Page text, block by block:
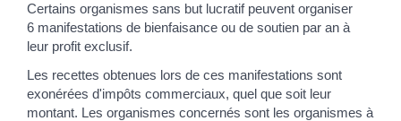
Certains organismes sans but lucratif peuvent organiser
6 manifestations de bienfaisance ou de soutien par an à
leur profit exclusif.
Les recettes obtenues lors de ces manifestations sont
exonérées d'impôts commerciaux, quel que soit leur
montant. Les organismes concernés sont les organismes à